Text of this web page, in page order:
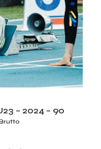
– 2024 – 90